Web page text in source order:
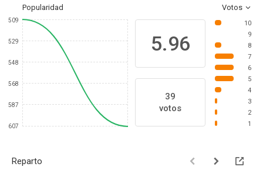
Popularidad Votos
509
529
548
568
587
607
5.96
39
votos
10
9
8
7
6
5
4
3
2
1
Reparto